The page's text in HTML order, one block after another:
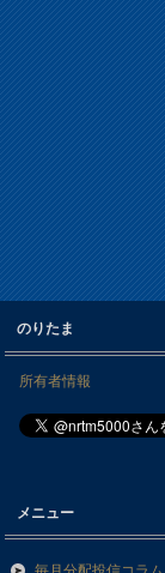
のりたま
所有者情報
メニュー